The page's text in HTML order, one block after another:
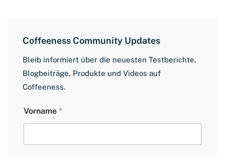
Coffeeness Community Updates
Bleib informiert über die neuesten Testberichte,
Blogbeiträge, Produkte und Videos auf
Coffeeness.
o
r
a
Vorname *